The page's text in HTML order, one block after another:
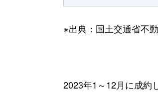
※出典：国土交通省不
2023年1～12月に成約